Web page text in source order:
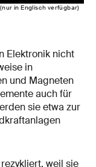
in Englisch verfügbar)
Elektronik nicht
in
und Magneten
auch für
sie etwa zur
weil sie